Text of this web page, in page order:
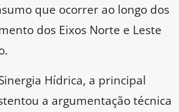
que ocorrer ao longo dos
dos Eixos Norte e Leste
Hídrica, a principal
a argumentação técnica